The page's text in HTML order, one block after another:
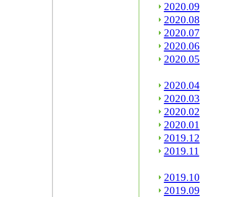
2020.09
2020.08
2020.07
2020.06
2020.05
2020.04
2020.03
2020.02
2020.01
2019.12
2019.11
2019.10
2019.09